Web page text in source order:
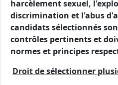
harcèlement sexuel,
discrimination et l'abus
candidats sélectionnés
contrôles pertinents et
normes et principes
Droit de sélectionner